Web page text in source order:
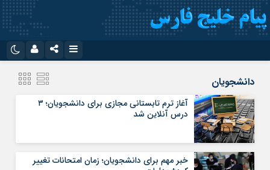
سروش
آپارات
رمز عبور
مرا به خاطر بسپار
دانشجویان
آغاز ترم تابستانی مجازی برای دانشجویان؛ ۳
درس آنلاین شد
خبر مهم برای دانشجویان؛ زمان امتحانات تغییر